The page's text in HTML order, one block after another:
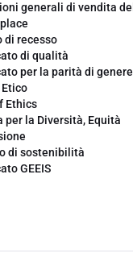
generali di vendita del
di recesso
di qualità
per la parità di genere
Ethics
per la Diversità, Equità
di sostenibilità
GEEIS